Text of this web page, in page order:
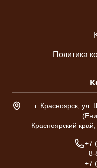
Политика
Адрес склада
г. Красноярск, ул.
Красноярский
+7
8-
+7